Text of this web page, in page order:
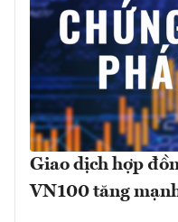
Giao dịch hợp
VN100 tăng